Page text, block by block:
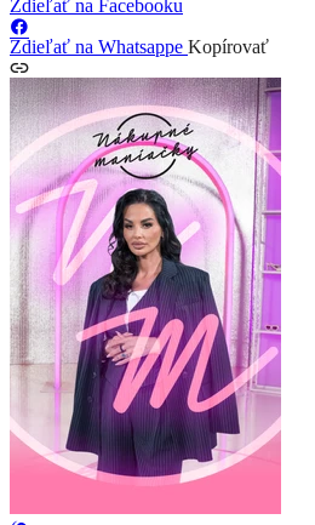
Zdieľať na Facebooku
Zdieľať na Whatsappe Kopírovať